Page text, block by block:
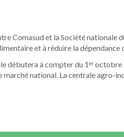
Comasud et la Société nationale
et à réduire la dépendance
débutera à compter du 1ᵉʳ
national. La centrale agro-